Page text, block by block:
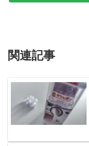
関連記事